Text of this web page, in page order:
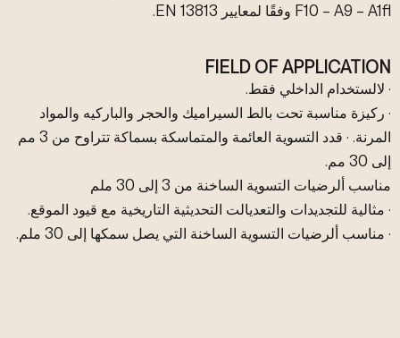
F10 – A9 – A1fl وفقًا لمعايير EN 13813.
FIELD OF APPLICATION
· لالستخدام الداخلي فقط.
· ركيزة مناسبة تحت بالط السيراميك والحجر والباركيه والمواد
المرنة. · قدد التسوية العائمة والمتماسكة بسماكة تتراوح من 3 مم
إلى 30 مم.
مناسب ألرضيات التسوية الساخنة من 3 إلى 30 ملم
· مثالية للتجديدات والتعديالت التحديثية التاريخية مع قيود الموقع.
· مناسب ألرضيات التسوية الساخنة التي يصل سمكها إلى 30 ملم.